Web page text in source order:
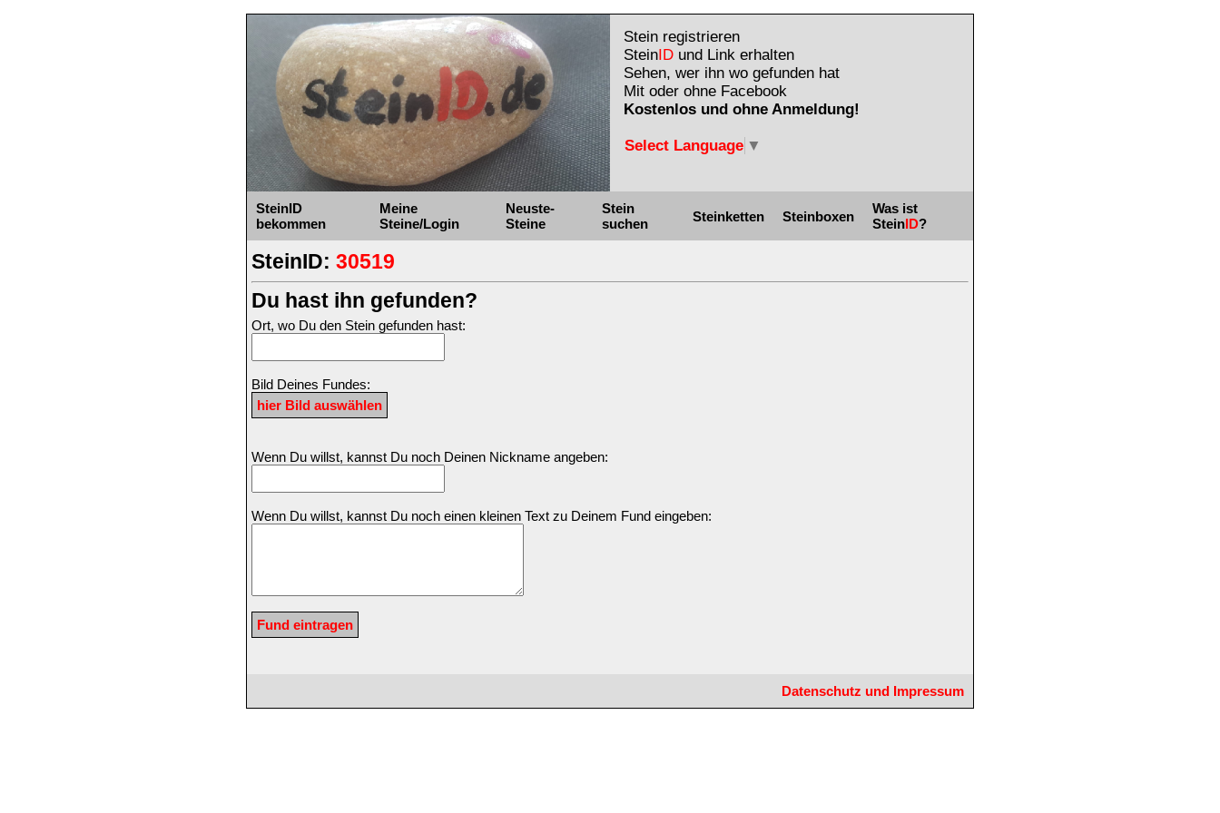
Stein registrieren
SteinID und Link erhalten
Sehen, wer ihn wo gefunden hat
Mit oder ohne Facebook
Kostenlos und ohne Anmeldung!
Select Language ▼
SteinID
bekommen
Meine
Steine/Login
Neuste-
Steine
Stein
suchen
Steinketten Steinboxen
Was ist
SteinID?
SteinID: 30519
Du hast ihn gefunden?
Ort, wo Du den Stein gefunden hast:
Bild Deines Fundes:
Wenn Du willst, kannst Du noch Deinen Nickname angeben:
Wenn Du willst, kannst Du noch einen kleinen Text zu Deinem Fund eingeben:
Datenschutz und Impressum